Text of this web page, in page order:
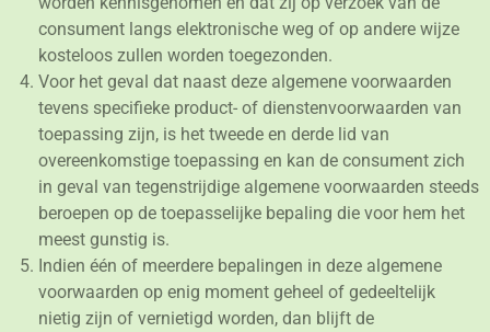
consument langs elektronische weg of op andere wijze
kosteloos zullen worden toegezonden.
Voor het geval dat naast deze algemene voorwaarden
tevens specifieke product- of dienstenvoorwaarden van
toepassing zijn, is het tweede en derde lid van
overeenkomstige toepassing en kan de consument zich
in geval van tegenstrijdige algemene voorwaarden steeds
beroepen op de toepasselijke bepaling die voor hem het
meest gunstig is.
Indien één of meerdere bepalingen in deze algemene
voorwaarden op enig moment geheel of gedeeltelijk
nietig zijn of vernietigd worden, dan blijft de